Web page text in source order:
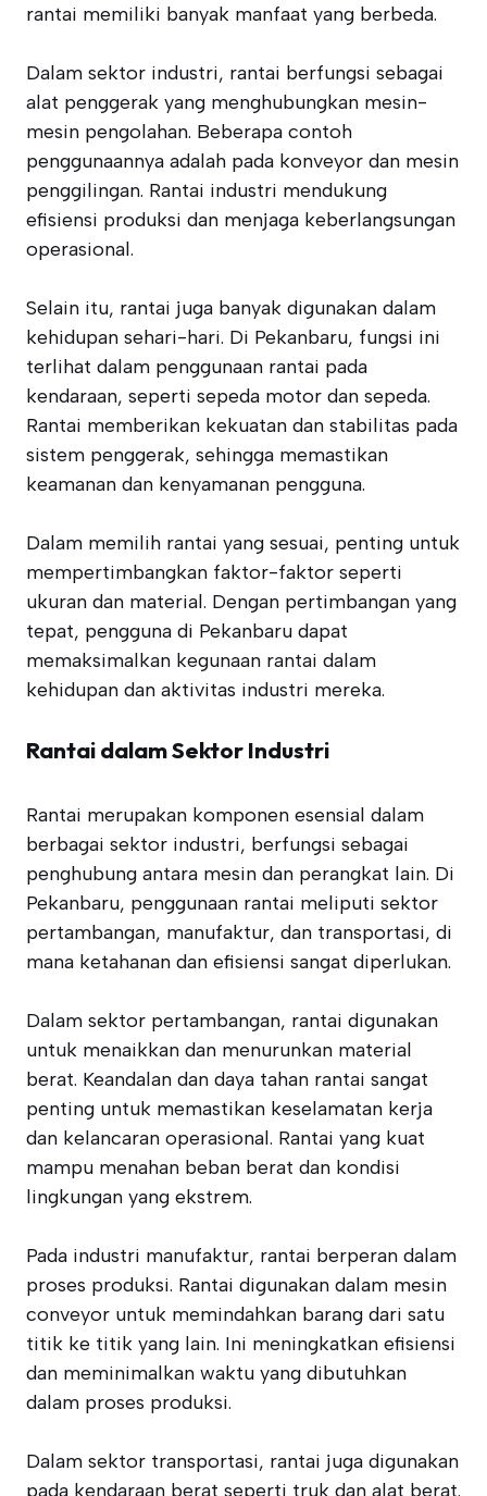
rantai memiliki banyak manfaat yang berbeda.
Dalam sektor industri, rantai berfungsi sebagai
alat penggerak yang menghubungkan mesin-
mesin pengolahan. Beberapa contoh
penggunaannya adalah pada konveyor dan mesin
penggilingan. Rantai industri mendukung
efisiensi produksi dan menjaga keberlangsungan
operasional.
Selain itu, rantai juga banyak digunakan dalam
kehidupan sehari-hari. Di Pekanbaru, fungsi ini
terlihat dalam penggunaan rantai pada
kendaraan, seperti sepeda motor dan sepeda.
Rantai memberikan kekuatan dan stabilitas pada
sistem penggerak, sehingga memastikan
keamanan dan kenyamanan pengguna.
Dalam memilih rantai yang sesuai, penting untuk
mempertimbangkan faktor-faktor seperti
ukuran dan material. Dengan pertimbangan yang
tepat, pengguna di Pekanbaru dapat
memaksimalkan kegunaan rantai dalam
kehidupan dan aktivitas industri mereka.
Rantai dalam Sektor Industri
Rantai merupakan komponen esensial dalam
berbagai sektor industri, berfungsi sebagai
penghubung antara mesin dan perangkat lain. Di
Pekanbaru, penggunaan rantai meliputi sektor
pertambangan, manufaktur, dan transportasi, di
mana ketahanan dan efisiensi sangat diperlukan.
Dalam sektor pertambangan, rantai digunakan
untuk menaikkan dan menurunkan material
berat. Keandalan dan daya tahan rantai sangat
penting untuk memastikan keselamatan kerja
dan kelancaran operasional. Rantai yang kuat
mampu menahan beban berat dan kondisi
lingkungan yang ekstrem.
Pada industri manufaktur, rantai berperan dalam
proses produksi. Rantai digunakan dalam mesin
conveyor untuk memindahkan barang dari satu
titik ke titik yang lain. Ini meningkatkan efisiensi
dan meminimalkan waktu yang dibutuhkan
dalam proses produksi.
Dalam sektor transportasi, rantai juga digunakan
pada kendaraan berat seperti truk dan alat berat.